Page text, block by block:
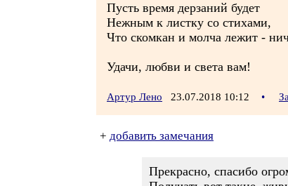
Пусть время дерзаний будет
Нежным к листку со стихами,
Что скомкан и молча лежит -
Удачи, любви и света вам!
Артур Лено 23.07.2018 10:12 •
+ добавить замечания
Прекрасно, спасибо